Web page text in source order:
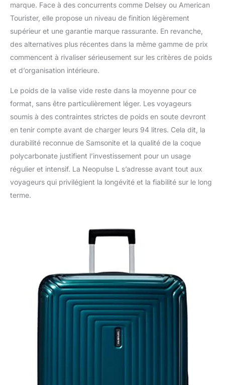
marque. Face à des concurrents comme Delsey ou American
Tourister, elle propose un niveau de finition légèrement
supérieur et une garantie marque rassurante. En revanche,
des alternatives plus récentes dans la même gamme de prix
commencent à rivaliser sérieusement sur les critères de poids
et d’organisation intérieure.
Le poids de la valise vide reste dans la moyenne pour ce
format, sans être particulièrement léger. Les voyageurs
soumis à des contraintes strictes de poids en soute devront
en tenir compte avant de charger leurs 94 litres. Cela dit, la
durabilité reconnue de Samsonite et la qualité de la coque
polycarbonate justifient l’investissement pour un usage
régulier et intensif. La Neopulse L s’adresse avant tout aux
voyageurs qui privilégient la longévité et la fiabilité sur le long
terme.